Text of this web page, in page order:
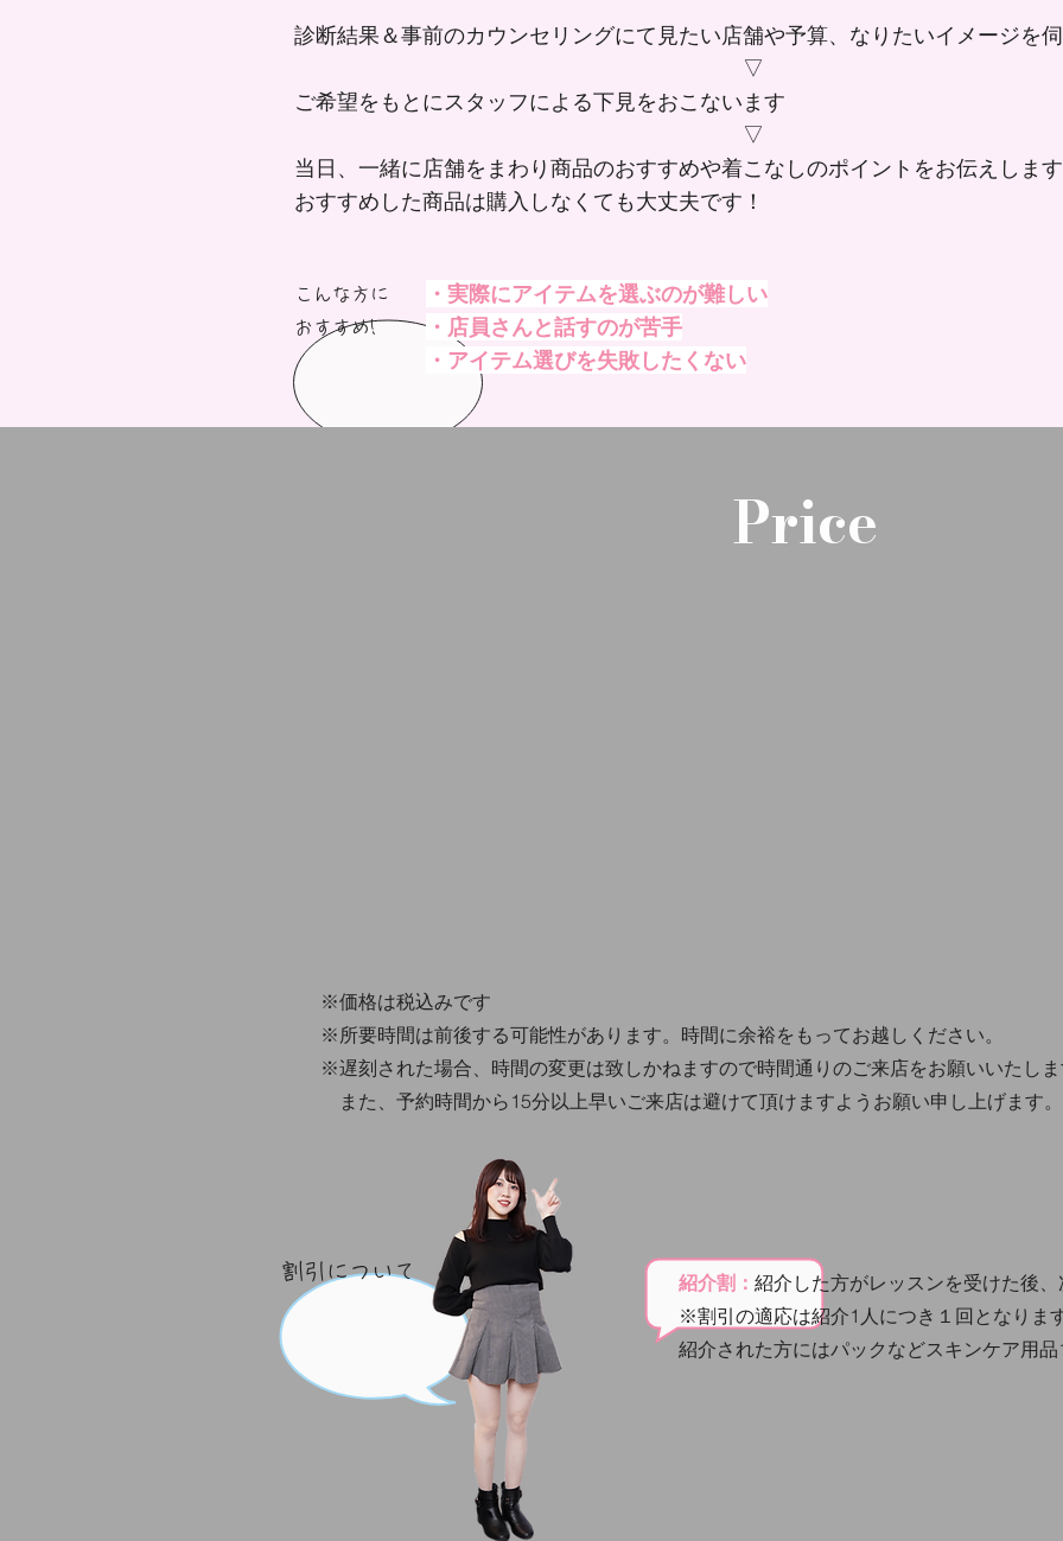
診断結果＆事前のカウンセリングにて見たい店舗や予算、なりたいイメージを
▽
ご希望をもとにスタッフによる下見をおこないます
▽
当日、一緒に店舗をまわり商品のおすすめや着こなしのポイントをお伝えします
おすすめした商品は購入しなくても大丈夫です！
こんな方に
おすすめ!​
・実際にアイテムを選ぶのが難しい
・店員さんと話すのが苦手
・アイテム選びを失敗したくない
Price
※価格は税込みです
​※所要時間は前後する可能性があります。時間に余裕をもってお越しください。
※遅刻された場合、時間の変更は致しかねますので時間通りのご来店をお願いいたし
​ また、予約時間から15分以上早いご来店は避けて頂けますようお願い申し上げます。
割引について 紹介割： 紹介した方がレッスンを受けた後
※割引の適応は紹介1人につき１回となりま
紹介された方にはパックなどスキンケア用